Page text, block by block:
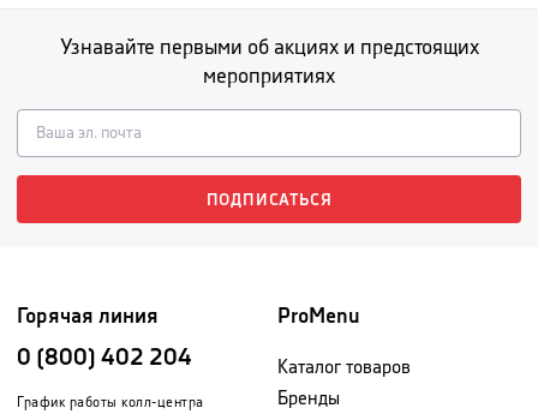
Узнавайте первыми об акциях и предстоящих
мероприятиях
ПОДПИСАТЬСЯ
Горячая линия
0 (800) 402 204
График работы колл-центра
ProMenu
Каталог товаров
Бренды